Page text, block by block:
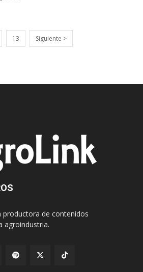
13 Siguiente >
productora de contenidos
agroindustria.